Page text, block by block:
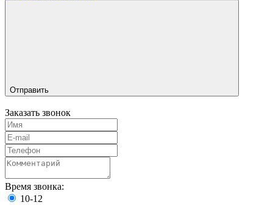
Отправить
Заказать звонок
Время звонка:
10-12